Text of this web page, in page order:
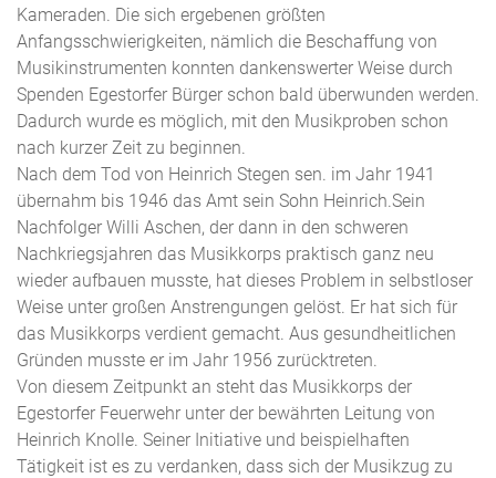
Kameraden. Die sich ergebenen größten
Anfangsschwierigkeiten, nämlich die Beschaffung von
Musikinstrumenten konnten dankenswerter Weise durch
Spenden Egestorfer Bürger schon bald überwunden werden.
Dadurch wurde es möglich, mit den Musikproben schon
nach kurzer Zeit zu beginnen.
Nach dem Tod von Heinrich Stegen sen. im Jahr 1941
übernahm bis 1946 das Amt sein Sohn Heinrich.Sein
Nachfolger Willi Aschen, der dann in den schweren
Nachkriegsjahren das Musikkorps praktisch ganz neu
wieder aufbauen musste, hat dieses Problem in selbstloser
Weise unter großen Anstrengungen gelöst. Er hat sich für
das Musikkorps verdient gemacht. Aus gesundheitlichen
Gründen musste er im Jahr 1956 zurücktreten.
Von diesem Zeitpunkt an steht das Musikkorps der
Egestorfer Feuerwehr unter der bewährten Leitung von
Heinrich Knolle. Seiner Initiative und beispielhaften
Tätigkeit ist es zu verdanken, dass sich der Musikzug zu